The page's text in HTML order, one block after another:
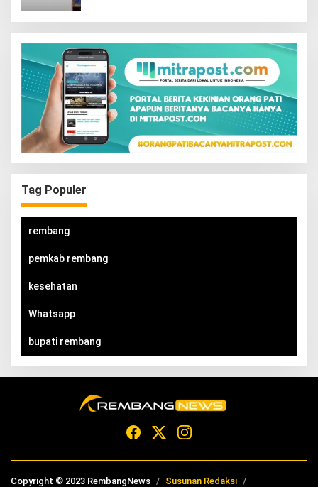
Tag Populer
rembang
pemkab rembang
kesehatan
Whatsapp
bupati rembang
Copyright © 2023 RembangNews Susunan Redaksi